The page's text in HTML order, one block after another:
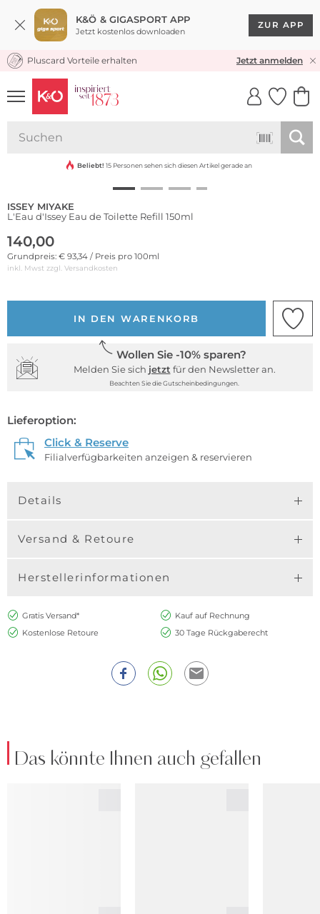
K&Ö & GIGASPORT APP
Jetzt kostenlos downloaden
ZUR APP
KOSTENLOSER VERSAND* & RÜCKVERSAND
Pluscard Vorteile erhalten Jetzt anmelden
UNSERE APP
CLICK &
Beliebt! 15 Personen sehen sich diesen Artikel gerade an
ISSEY MIYAKE
L'Eau d'Issey Eau de Toilette Refill 150ml
140,00
Grundpreis: € 93,34 / Preis pro 100ml
inkl. Mwst zzgl. Versandkosten
IN DEN WARENKORB
Wollen Sie -10% sparen?
Melden Sie sich jetzt für den Newsletter an.
Beachten Sie die Gutscheinbedingungen.
Lieferoption:
Click & Reserve
Filialverfügbarkeiten anzeigen & reservieren
Details
Versand & Retoure
Herstellerinformationen
Gratis Versand*
Kauf auf Rechnung
Kostenlose Retoure
30 Tage Rückgaberecht
Das könnte Ihnen auch gefallen